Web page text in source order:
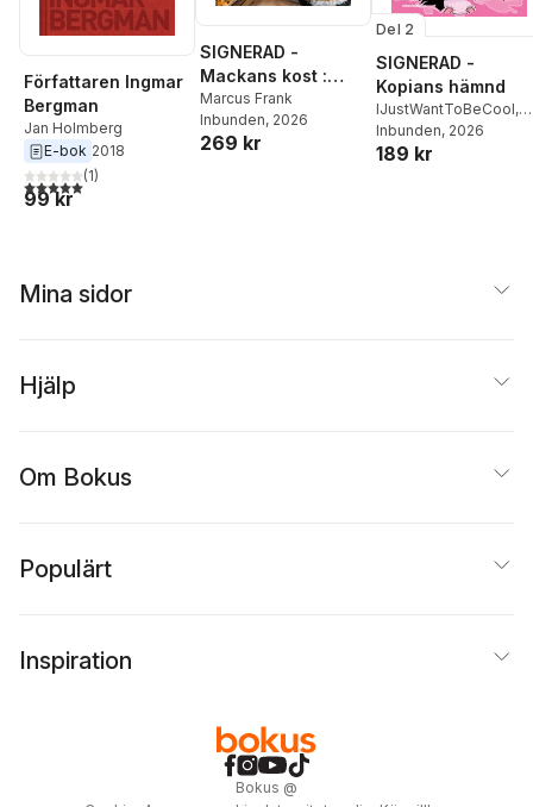
Författaren Ingmar
Bergman
Jan Holmberg
E-bok 2018
5,0utav 5 stjärnor. Totalt antal röster:
(1)
99 kr
SIGNERAD -
Mackans kost :
Middagar och
matlådor
Marcus Frank
Inbunden, 2026
269 kr
Del 2
SIGNERAD -
Kopians hämnd
IJustWantToBeCool,
Joel Adolphson
Ejdemo Beer
Inbunden, 2026
189 kr
Mina sidor
Hjälp
Om Bokus
Populärt
Inspiration
Bokus @